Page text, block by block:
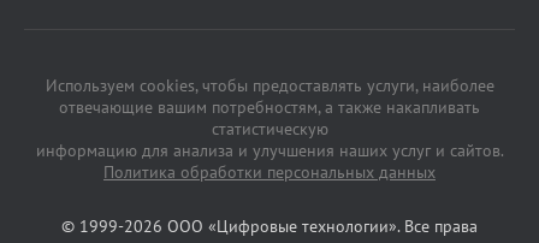
Используем cookies, чтобы предоставлять услуги, наиболее
отвечающие вашим потребностям, а также накапливать
статистическую
информацию для анализа и улучшения наших услуг и сайтов.
Политика обработки персональных данных
© 1999-2026 ООО «Цифровые технологии». Все права